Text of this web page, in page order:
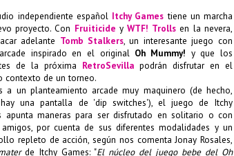
independiente español Itchy Games tiene un marcha
proyecto. Con Fruiticide yWTF! Trollsen la nevera,
adelante Tomb Stalkers, un interesante juego con
inspirado en el original Oh Mummy! y que los
de la próxima RetroSevilla podrán disfrutar en el
contexto de un torneo.
a un planteamiento arcade muy maquinero (de hecho,
una pantalla de 'dip switches'), el juego de Itchy
apunta maneras para ser disfrutado en solitario o con
por cuenta de sus diferentes modalidades y un
repleto de acción, según nos comenta Jonay Rosales,
de Itchy Games: "El núcleo del juego bebe del Oh